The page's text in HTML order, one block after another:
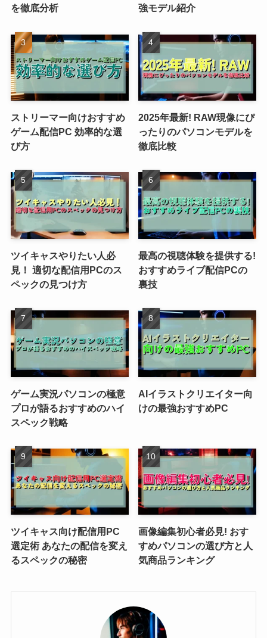
を徹底分析
強モデル紹介
ストリーマー向けおすすめ
ゲーム配信PC 効率的な選
び方
2025年最新! RAW現像にぴ
ったりのパソコンモデルを
徹底比較
ツイキャスやりたい人必
見！ 適切な配信用PCのス
ペックの見つけ方
最高の視聴体験を提供する!
おすすめライブ配信PCの
裏技
ゲーム実況パソコンの極意
プロが語るおすすめのハイ
スペック戦略
AIイラストクリエイター向
けの最強おすすめPC
ツイキャス向け配信用PC
選定術 あなたの配信を変え
るスペックの秘密
画像編集初心者必見! おす
すめパソコンの選び方と人
気商品ランキング